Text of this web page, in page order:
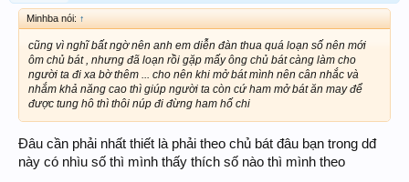
Minhba nói: ↑
cũng vì nghĩ bất ngờ nên anh em diễn đàn thua quá loạn số nên mới
ôm chủ bát , nhưng đã loạn rồi gặp mấy ông chủ bát càng làm cho
người ta đi xa bờ thêm ... cho nên khi mở bát mình nên cân nhắc và
nhắm khả năng cao thì giúp người ta còn cứ ham mở bát ăn may để
được tung hô thì thôi núp đi đừng ham hố chi
Đâu cần phải nhất thiết là phải theo chủ bát đâu bạn trong dđ
này có nhìu số thì mình thấy thích số nào thì mình theo